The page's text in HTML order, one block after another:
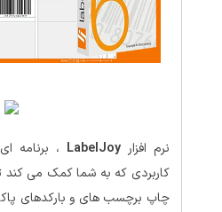
نرم افزارLabelJoy ، برنامه
کاربردی که به شما کمک می کند
چاپ برچسب های و بارکدهای